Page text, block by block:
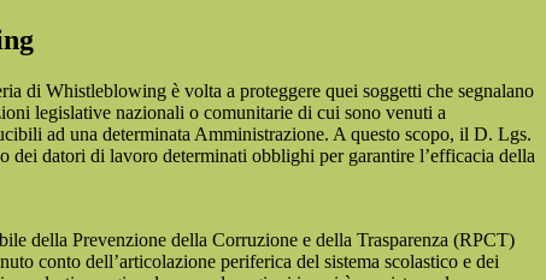
di Whistleblowing è volta a proteggere quei soggetti che segnalano
legislative nazionali o comunitarie di cui sono venuti a
ad una determinata Amministrazione. A questo scopo, il D. Lgs.
dei datori di lavoro determinati obblighi per garantire l’efficacia della
della Prevenzione della Corruzione e della Trasparenza (RPCT)
conto dell’articolazione periferica del sistema scolastico e dei